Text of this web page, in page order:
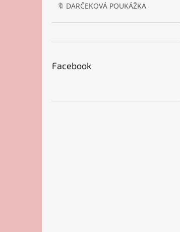
🔖 DARČEKOVÁ POUKÁŽKA
Facebook